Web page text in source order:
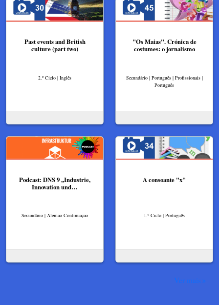
Past events and British
culture (part two)
2.º Ciclo | Inglês
"Os Maias". Crónica de
costumes: o jornalismo
Secundário | Português | Profissionais |
Português
Podcast: DNS 9 ,,Industrie,
Innovation und…
Secundário | Alemão Continuação
A consoante "x"
1.º Ciclo | Português
Ver mais